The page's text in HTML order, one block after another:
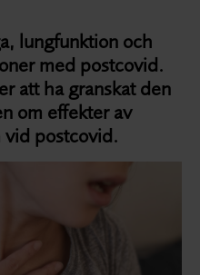
lungfunktion och
med postcovid.
att ha granskat den
om effekter av
vid postcovid.